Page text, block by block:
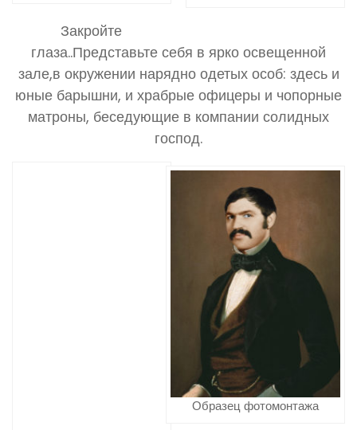
Закройте
глаза..Представьте себя в ярко освещенной
зале,в окружении нарядно одетых особ: здесь и
юные барышни, и храбрые офицеры и чопорные
матроны, беседующие в компании солидных
господ.
Образец фотомонтажа